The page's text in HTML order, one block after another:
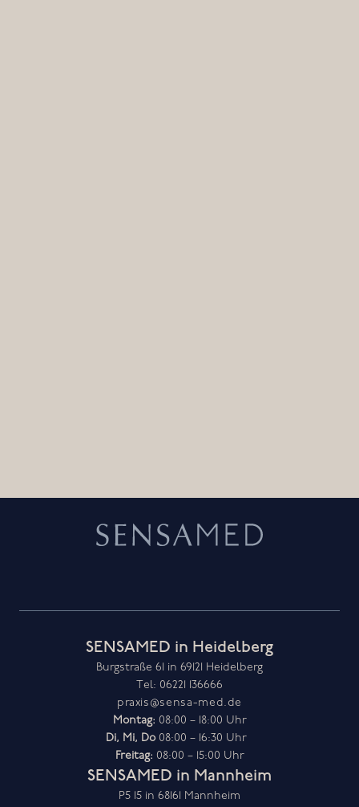
SENSAMED in Heidelberg
Burgstraße 61 in 69121 Heidelberg
Tel: 06221 136666
praxis@sensa-med.de
Montag:
08:00 – 18:00 Uhr
Di, Mi, Do
Freitag: 08:00 – 15:00 Uhr
SENSAMED in Mannheim
P5 15 in 68161 Mannheim